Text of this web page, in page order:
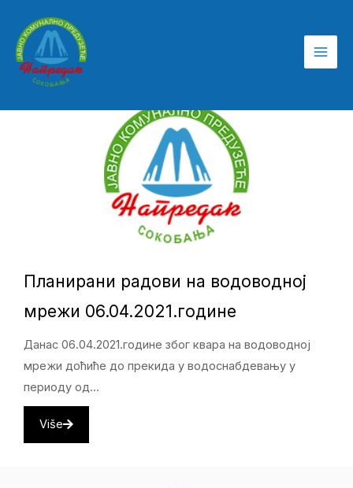
садржај
Планирани радови на водоводној
мрежи 06.04.2021.године
Данас 06.04.2021.године због квара на водоводној
мрежи доћиће до прекида у водоснабдевању у
периоду од...
Više